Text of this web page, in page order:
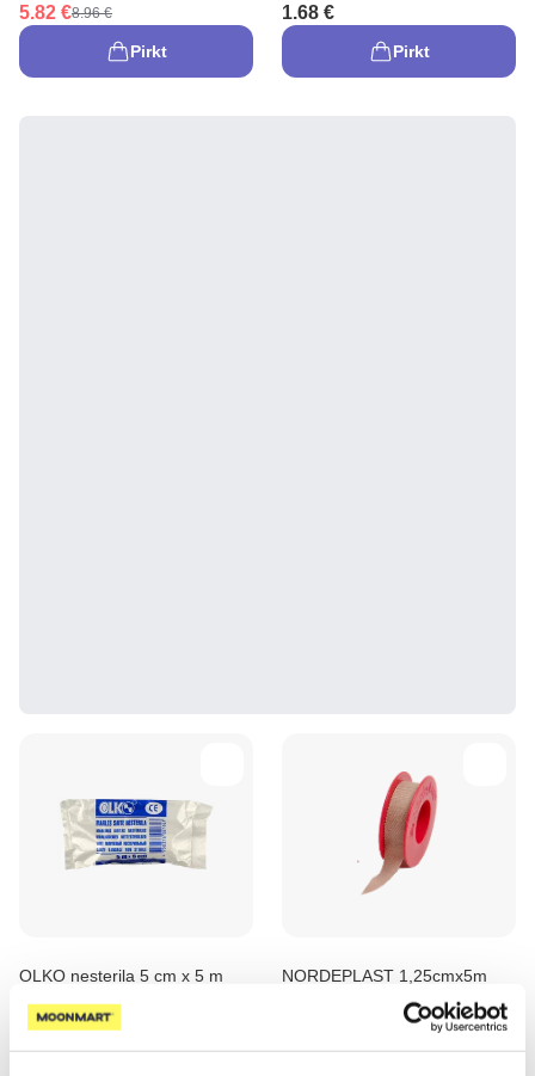
5.82 €8.96 €
Pirkt
1.68 €
Pirkt
OLKO nesterila 5 cm x 5 m
0.56 €
NORDEPLAST 1,25cmx5m